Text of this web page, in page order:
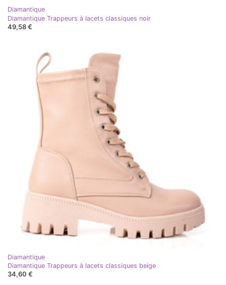
Diamantique
Diamantique Trappeurs à lacets classiques noir
49,58 €
Diamantique
Diamantique Trappeurs à lacets classiques beige
34,60 €